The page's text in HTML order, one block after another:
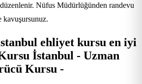
Nüfus Müdürlüğünden randevu
kavuşursunuz.